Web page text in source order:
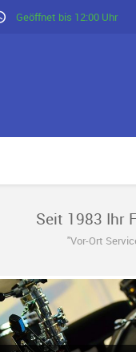
Geöffnet bis 12:00 Uhr
Seit 1983 Ihr
"Vor-Ort